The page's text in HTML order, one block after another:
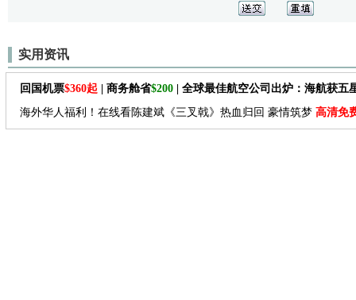
实用资讯
回国机票$360起 | 商务舱省$200 | 全球最佳航空公司出炉：海航获五
海外华人福利！在线看陈建斌《三叉戟》热血归回 豪情筑梦 高清免